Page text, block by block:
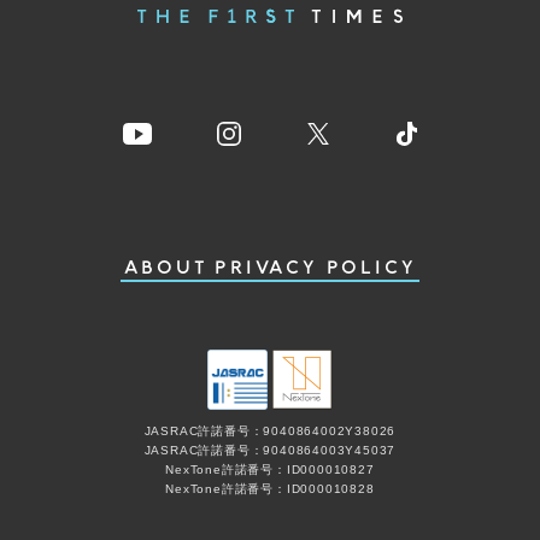
ABOUT PRIVACY POLICY
JASRAC許諾番号：9040864002Y38026
JASRAC許諾番号：9040864003Y45037
NexTone許諾番号：ID000010827
NexTone許諾番号：ID000010828